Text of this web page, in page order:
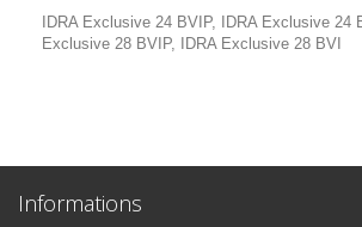
IDRA Exclusive 24 BVIP, IDRA Exclusive 24
Exclusive 28 BVIP, IDRA Exclusive 28 BVI
Informations